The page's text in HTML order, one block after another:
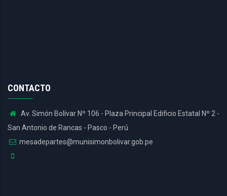
CONTACTO
Av. Simón Bolívar Nº 106 - Plaza Principal Edificio Estatal Nº 2 -
San Antonio de Rancas - Pasco - Perú
mesadepartes@munisimonbolivar.gob.pe